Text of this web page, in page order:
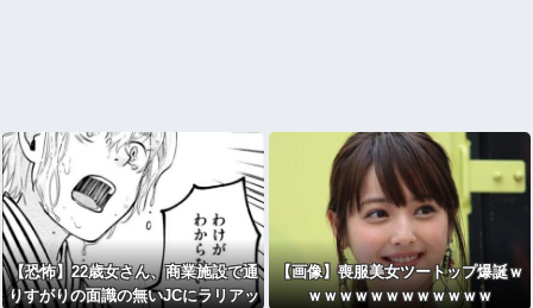
【恐怖】22歳女さん、商業施設で通
りすがりの面識の無いJCにラリアッ
【画像】喪服美女ツートップ爆誕ｗ
ｗｗｗｗｗｗｗｗｗｗｗｗ